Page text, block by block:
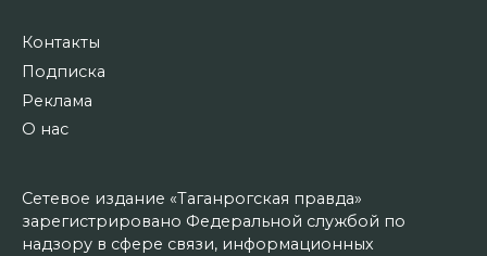
Контакты
Подписка
Реклама
О нас
Сетевое издание «Таганрогская правда»
зарегистрировано Федеральной службой по
надзору в сфере связи, информационных